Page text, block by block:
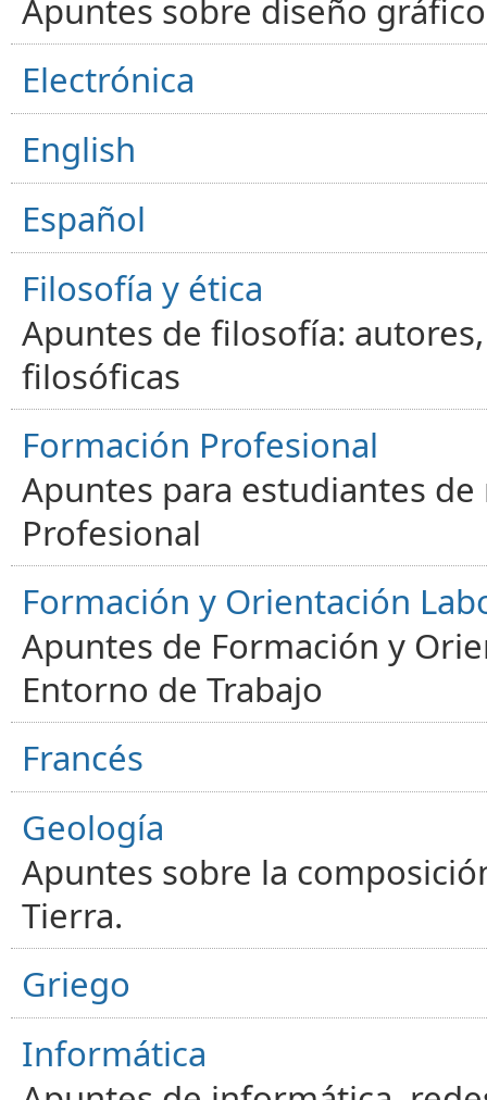
Apuntes sobre diseño
Electrónica
English
Español
Filosofía y ética
Apuntes de filosofía:
filosóficas
Formación Profesional
Apuntes para estudiantes
Profesional
Formación y Orientación
Apuntes de Formación y
Entorno de Trabajo
Francés
Geología
Apuntes sobre la
Tierra.
Griego
Informática